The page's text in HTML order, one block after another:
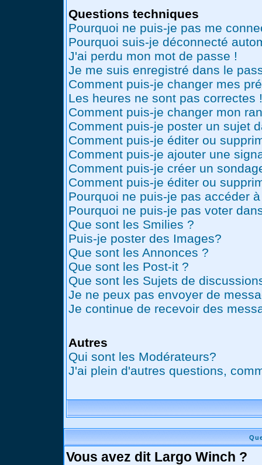
Questions techniques
Pourquoi ne puis-je pas me
Pourquoi suis-je déconnecté
J'ai perdu mon mot de passe !
Je me suis enregistré dans le
Comment puis-je changer mes
Les heures ne sont pas correctes !
Comment puis-je changer mon
Comment puis-je poster un sujet
Comment puis-je éditer ou
Comment puis-je ajouter une
Comment puis-je créer un
Comment puis-je éditer ou
Pourquoi ne puis-je pas accéder
Pourquoi ne puis-je pas voter
Que sont les Smilies ?
Puis-je poster des Images?
Que sont les Annonces ?
Que sont les Post-it ?
Que sont les Sujets de
Je ne peux pas envoyer de
Je continue de recevoir des
Autres
Qui sont les Modérateurs?
J'ai plein d'autres questions,
Vous avez dit Largo Winch ?